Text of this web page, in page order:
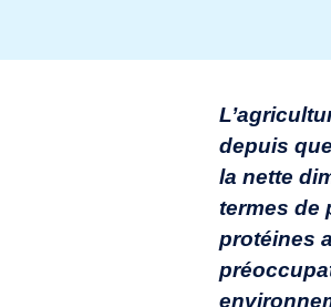
depuis
la nette
termes de
protéines